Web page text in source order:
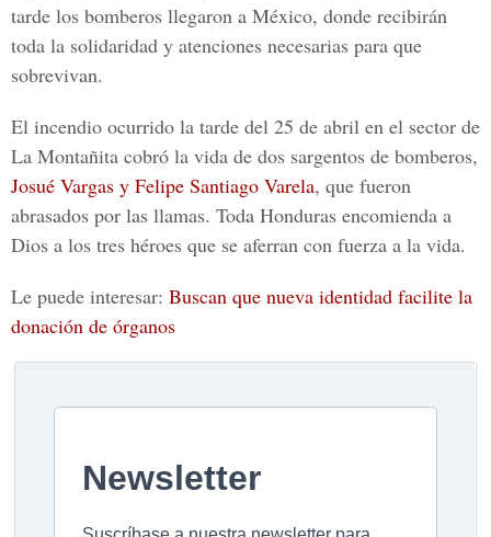
tarde los bomberos llegaron a México, donde recibirán
toda la solidaridad y atenciones necesarias para que
sobrevivan.
El incendio ocurrido la tarde del 25 de abril en el sector de
La Montañita cobró la vida de dos sargentos de bomberos,
Josué Vargas y Felipe Santiago Varela, que fueron
abrasados por las llamas. Toda Honduras encomienda a
Dios a los tres héroes que se aferran con fuerza a la vida.
Le puede interesar: Buscan que nueva identidad facilite la
donación de órganos